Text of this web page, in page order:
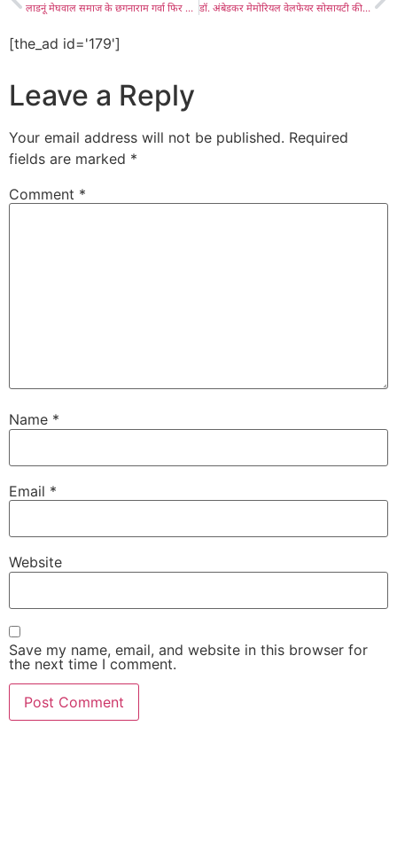
लाडनूं मेघवाल समाज के छगनाराम गर्वा फिर अध्यक्ष बने, समाज की कार्यकारिणी को फिर से समाज की सौंपी कमान डॉ. अंबेडकर मेमोरियल वेलफेयर सोसायटी की नई जिला शाखा गठित कर गरवा को बनाया जिलाध्यक्ष
[the_ad id='179']
Leave a Reply
Your email address will not be published. Required
fields are marked *
Comment *
Name *
Email *
Website
Save my name, email, and website in this browser for
the next time I comment.